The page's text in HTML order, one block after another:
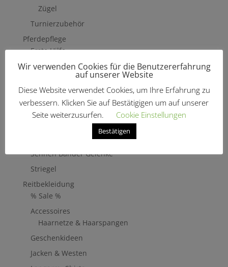
Zügel
Turnierzubehör
Pferdepflege
Erste Hilfe
Fliegenschutzmittel
Pferdewäsche
Putzzeug & Zubehör
Bürsten & Kardätschen
Sehnen Bänder Gelenke
Striegel
Reitbekleidung
% Sale %
Accessoires
Haarnetze & Haarspangen
Geschenkideen
Jacken & Westen
Wir verwenden Cookies für die Benutzererfahrung
auf unserer Website
Diese Website verwendet Cookies, um Ihre Erfahrung zu
verbessern. Klicken Sie auf Bestätigigen um auf unserer
Seite weiterzusurfen.
Cookie Einstellungen
Bestätigen